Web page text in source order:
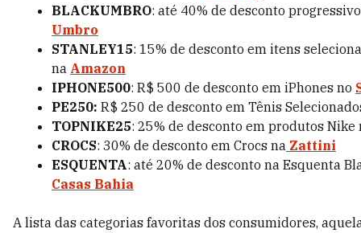
BLACKUMBRO: até 40% de desconto
Umbro
STANLEY15: 15% de desconto em itens
na Amazon
IPHONE500: R$ 500 de desconto em iPhones no
PE250: R$ 250 de desconto em Tênis
TOPNIKE25: 25% de desconto em produtos Nike
CROCS: 30% de desconto em Crocs na Zattini
ESQUENTA: até 20% de desconto na Esquenta
Casas Bahia
A lista das categorias favoritas dos consumidores,